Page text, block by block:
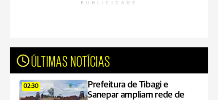
PUBLICIDADE
ÚLTIMAS NOTÍCIAS
02:30
Prefeitura de Tibagi e
Sanepar ampliam rede de